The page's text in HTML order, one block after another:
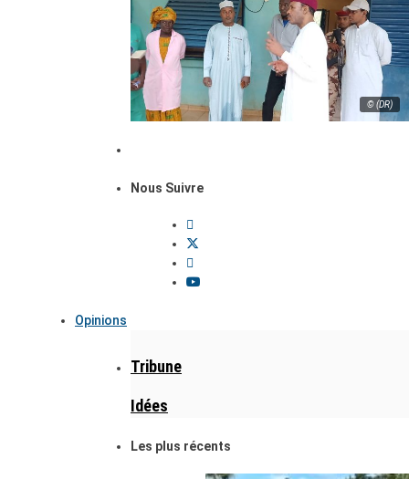
© (DR)
Nous Suivre
Opinions
Tribune
Idées
Les plus récents